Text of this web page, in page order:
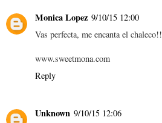
Monica Lopez 9/10/15 12:00
Vas perfecta, me encanta el chaleco!!
www.sweetmona.com
Reply
Unknown 9/10/15 12:06